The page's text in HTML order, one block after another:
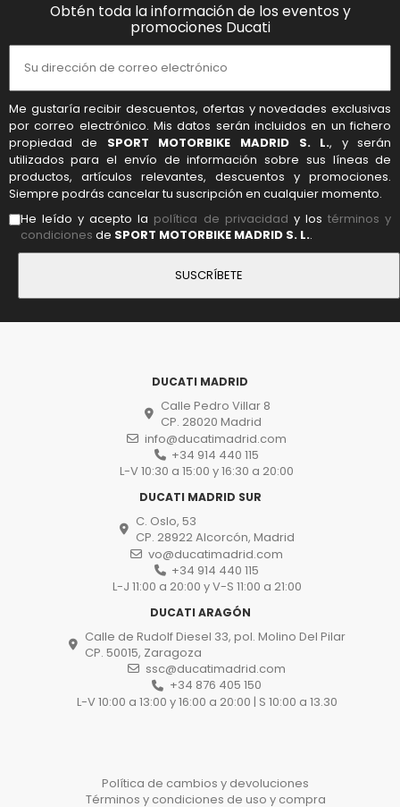
Obtén toda la información de los eventos y
promociones Ducati
Me gustaría recibir descuentos, ofertas y novedades exclusivas
por correo electrónico. Mis datos serán incluidos en un fichero
propiedad de SPORT MOTORBIKE MADRID S. L., y serán
utilizados para el envío de información sobre sus líneas de
productos, artículos relevantes, descuentos y promociones.
Siempre podrás cancelar tu suscripción en cualquier momento.
He leído y acepto la política de privacidad y lostérminos y
condiciones de SPORT MOTORBIKE MADRID S. L..
DUCATI MADRID
Calle Pedro Villar 8
CP. 28020 Madrid
info@ducatimadrid.com
+34 914 440 115
L-V 10:30 a 15:00 y 16:30 a 20:00
DUCATI MADRID SUR
C. Oslo, 53
CP. 28922 Alcorcón, Madrid
vo@ducatimadrid.com
+34 914 440 115
L-J 11:00 a 20:00 y V-S 11:00 a 21:00
DUCATI ARAGÓN
Calle de Rudolf Diesel 33, pol. Molino Del Pilar
CP. 50015, Zaragoza
ssc@ducatimadrid.com
+34 876 405 150
L-V 10:00 a 13:00 y 16:00 a 20:00 | S 10:00 a 13.30
Política de cambios y devoluciones
Términos y condiciones de uso y compra